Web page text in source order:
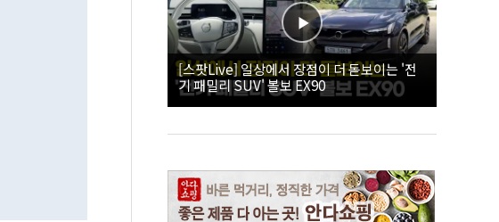
[스팟Live] 일상에서 장점이 더 돋보이는 '전
기 패밀리 SUV' 볼보 EX90